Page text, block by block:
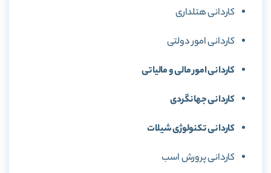
كاردانی هتلداری
كاردانی امور دولتی
كاردانی امور مالی و مالیاتی
کاردانی جهانگردی
كاردانی تكنولوژی شیلات
كاردانی پرورش اسب